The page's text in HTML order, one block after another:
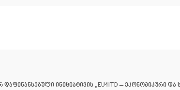
ინიციატივის „EU4ITD – ეკონომიკური